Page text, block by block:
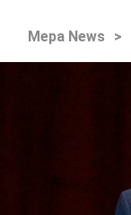
Mepa News >